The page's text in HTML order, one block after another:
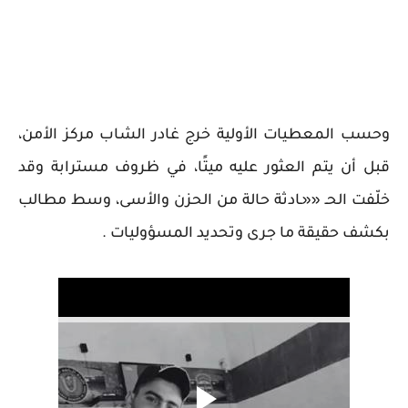
وحسب المعطيات الأولية خرج غادر الشاب مركز الأمن،
قبل أن يتم العثور عليه ميتًا، في ظروف مسترابة وقد
خلّفت الحـ ««ـادثة حالة من الحزن والأسى، وسط مطالب
بكشف حقيقة ما جرى وتحديد المسؤوليات .